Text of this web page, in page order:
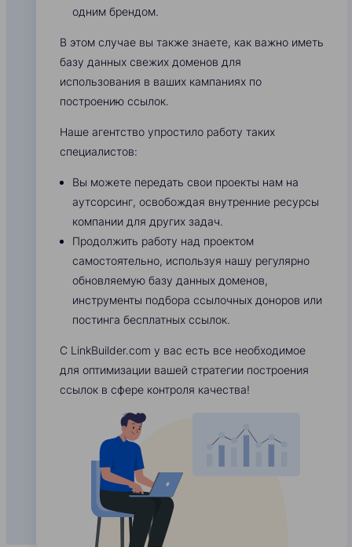
одним брендом.
В этом случае вы также знаете, как важно иметь
базу данных свежих доменов для
использования в ваших кампаниях по
построению ссылок.
Наше агентство упростило работу таких
специалистов:
Вы можете передать свои проекты нам на
аутсорсинг, освобождая внутренние ресурсы
компании для других задач.
Продолжить работу над проектом
самостоятельно, используя нашу регулярно
обновляемую базу данных доменов,
инструменты подбора ссылочных доноров или
постинга бесплатных ссылок.
С LinkBuilder.com у вас есть все необходимое
для оптимизации вашей стратегии построения
ссылок в сфере контроля качества!